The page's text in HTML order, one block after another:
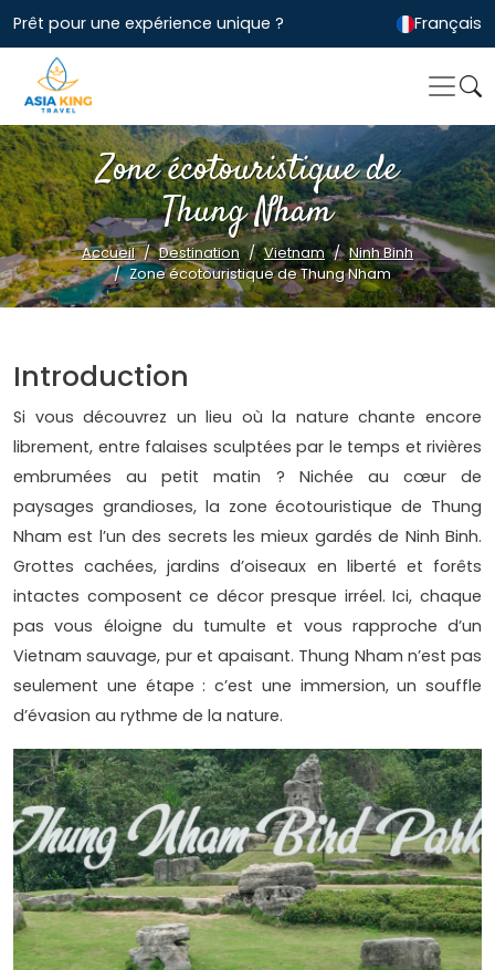
Prêt pour une expérience unique ? Français
Zone écotouristique de
Thung Nham
Accueil Destination Vietnam
Ninh Binh
Zone écotouristique de Thung Nham
Introduction
Si vous découvrez un lieu où la nature chante encore
librement, entre falaises sculptées par le temps et rivières
embrumées au petit matin ? Nichée au cœur de
paysages grandioses, la zone écotouristique de Thung
Nham est l’un des secrets les mieux gardés de Ninh Binh.
Grottes cachées, jardins d’oiseaux en liberté et forêts
intactes composent ce décor presque irréel. Ici, chaque
pas vous éloigne du tumulte et vous rapproche d’un
Vietnam sauvage, pur et apaisant. Thung Nham n’est pas
seulement une étape : c’est une immersion, un souffle
d’évasion au rythme de la nature.